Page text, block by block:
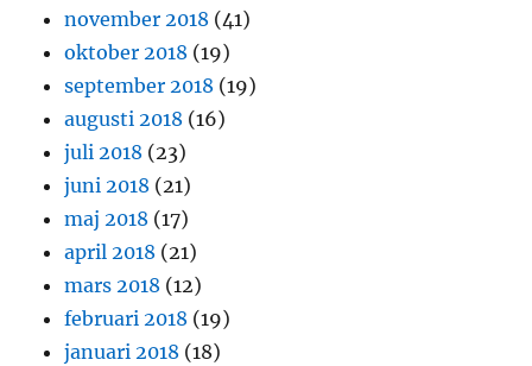
november 2018 (41)
oktober 2018 (19)
september 2018 (19)
augusti 2018 (16)
juli 2018 (23)
juni 2018 (21)
maj 2018 (17)
april 2018 (21)
mars 2018 (12)
februari 2018 (19)
januari 2018 (18)